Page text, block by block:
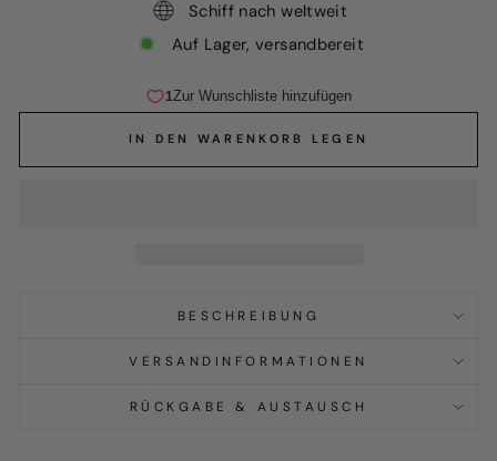
Schiff nach weltweit
Auf Lager, versandbereit
IN DEN WARENKORB LEGEN
BESCHREIBUNG
VERSANDINFORMATIONEN
RÜCKGABE & AUSTAUSCH